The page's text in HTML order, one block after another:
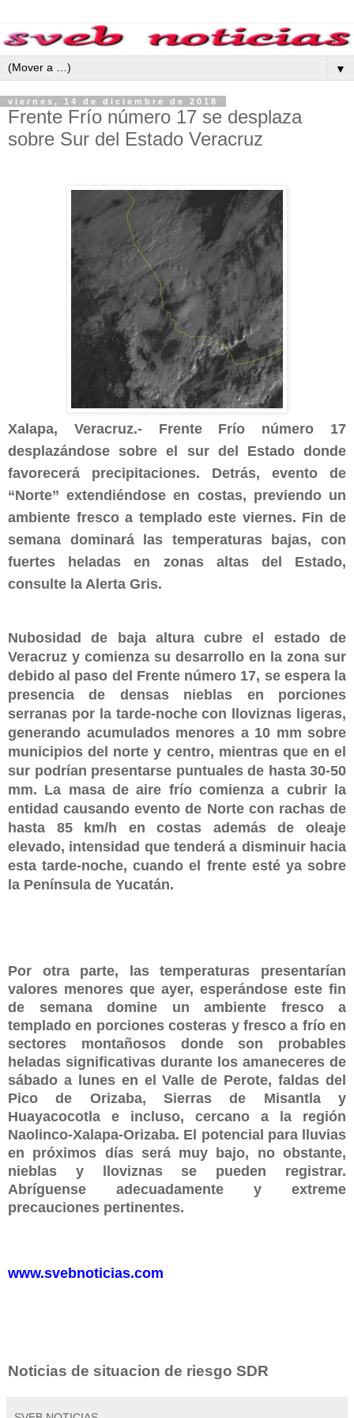
▼
viernes, 14 de diciembre de 2018
Frente Frío número 17 se desplaza
sobre Sur del Estado Veracruz
Xalapa, Veracruz.- Frente Frío número 17
desplazándose sobre el sur del Estado donde
favorecerá precipitaciones. Detrás, evento de
“Norte” extendiéndose en costas, previendo un
ambiente fresco a templado este viernes. Fin de
semana dominará las temperaturas bajas, con
fuertes heladas en zonas altas del Estado,
consulte la Alerta Gris.
Nubosidad de baja altura cubre el estado de
Veracruz y comienza su desarrollo en la zona sur
debido al paso del Frente número 17, se espera la
presencia de densas nieblas en porciones
serranas por la tarde-noche con lloviznas ligeras,
generando acumulados menores a 10 mm sobre
municipios del norte y centro, mientras que en el
sur podrían presentarse puntuales de hasta 30-50
mm. La masa de aire frío comienza a cubrir la
entidad causando evento de Norte con rachas de
hasta 85 km/h en costas además de oleaje
elevado, intensidad que tenderá a disminuir hacia
esta tarde-noche, cuando el frente esté ya sobre
la Península de Yucatán.
Por otra parte, las temperaturas presentarían
valores menores que ayer, esperándose este fin
de semana domine un ambiente fresco a
templado en porciones costeras y fresco a frío en
sectores montañosos donde son probables
heladas significativas durante los amaneceres de
sábado a lunes en el Valle de Perote, faldas del
Pico de Orizaba, Sierras de Misantla y
Huayacocotla e incluso, cercano a la región
Naolinco-Xalapa-Orizaba. El potencial para lluvias
en próximos días será muy bajo, no obstante,
nieblas y lloviznas se pueden registrar.
Abríguense adecuadamente y extreme
precauciones pertinentes.
www.svebnoticias.com
Noticias de situacion de riesgo SDR